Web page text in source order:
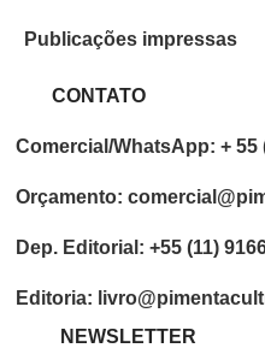
Publicações impressas
CONTATO
Comercial/WhatsApp: + 55
Orçamento:
Dep. Editorial: +55 (11)
Editoria:
NEWSLETTER